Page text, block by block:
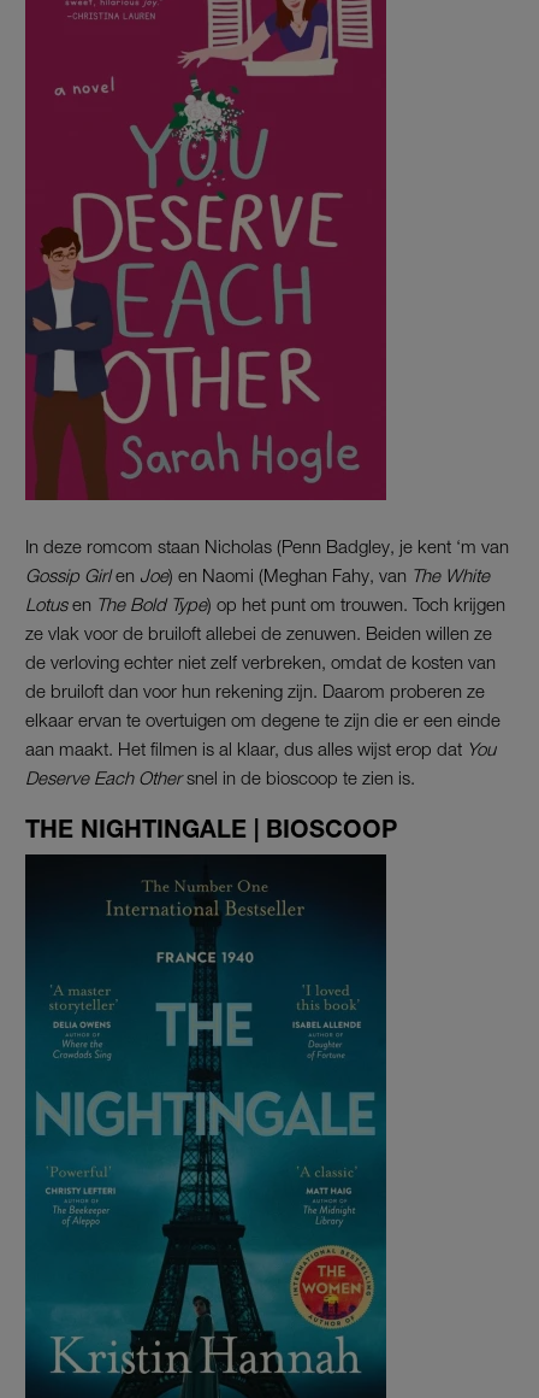
In deze romcom staan Nicholas (Penn Badgley, je kent ‘m van
Gossip Girlen Joe) en Naomi (Meghan Fahy, van The White
Lotusen The Bold Type) op het punt om trouwen. Toch krijgen
ze vlak voor de bruiloft allebei de zenuwen. Beiden willen ze
de verloving echter niet zelf verbreken, omdat de kosten van
de bruiloft dan voor hun rekening zijn. Daarom proberen ze
elkaar ervan te overtuigen om degene te zijn die er een einde
aan maakt. Het filmen is al klaar, dus alles wijst erop dat You
Deserve Each Othersnel in de bioscoop te zien is.
THE NIGHTINGALE | BIOSCOOP